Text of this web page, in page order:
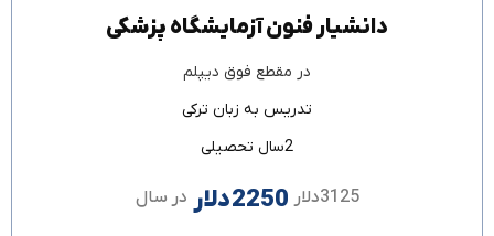
دانشیار فنون آزمایشگاه پزشکی
در مقطع فوق دیپلم
تدریس به زبان ترکی
2سال تحصیلی
3125دلار 2250دلار در سال